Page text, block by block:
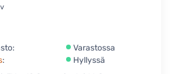
Varastossa
:
Hyllyssä